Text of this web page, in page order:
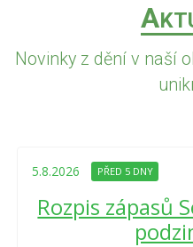
A
Novinky z dění v naší
5.8.2026 PŘED 5 DNY
Rozpis zápasů